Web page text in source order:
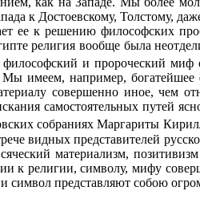
к Достоевскому, Толстому,
ее к решению философских
религия вообще была
и пророческий миф
имеем, например, богатейшее
совершенно иное, чем
самостоятельных путей
собраниях Маргариты
видных представителей
материализм,
к религии, символу, мифу
символ представляют собою